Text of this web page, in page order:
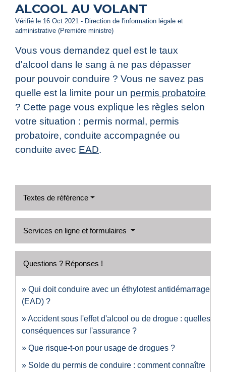
ALCOOL AU VOLANT
Vérifié le 16 Oct 2021 - Direction de l'information légale et
administrative (Première ministre)
Vous vous demandez quel est le taux
d'alcool dans le sang à ne pas dépasser
pour pouvoir conduire ? Vous ne savez pas
quelle est la limite pour un permis probatoire
? Cette page vous explique les règles selon
votre situation : permis normal, permis
probatoire, conduite accompagnée ou
conduite avec EAD.
Textes de référence
Services en ligne et formulaires
Questions ? Réponses !
Qui doit conduire avec un éthylotest antidémarrage
(EAD) ?
Accident sous l'effet d'alcool ou de drogue : quelles
conséquences sur l'assurance ?
Que risque-t-on pour usage de drogues ?
Solde du permis de conduire : comment connaître